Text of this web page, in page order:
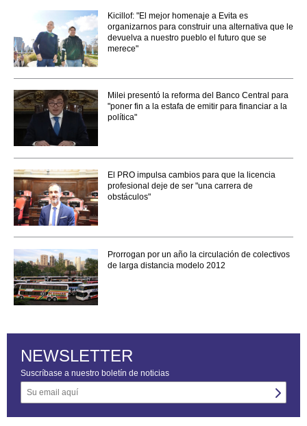
Kicillof: "El mejor homenaje a Evita es
organizarnos para construir una alternativa que le
devuelva a nuestro pueblo el futuro que se
merece"
Milei presentó la reforma del Banco Central para
"poner fin a la estafa de emitir para financiar a la
política"
El PRO impulsa cambios para que la licencia
profesional deje de ser "una carrera de
obstáculos"
Prorrogan por un año la circulación de colectivos
de larga distancia modelo 2012
NEWSLETTER
Suscríbase a nuestro boletín de noticias